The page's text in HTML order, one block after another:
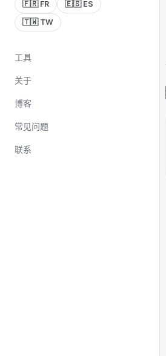
🇫🇷 FR
🇪🇸 ES
🇹🇼 TW
工具
关于
博客
常见问题
联系